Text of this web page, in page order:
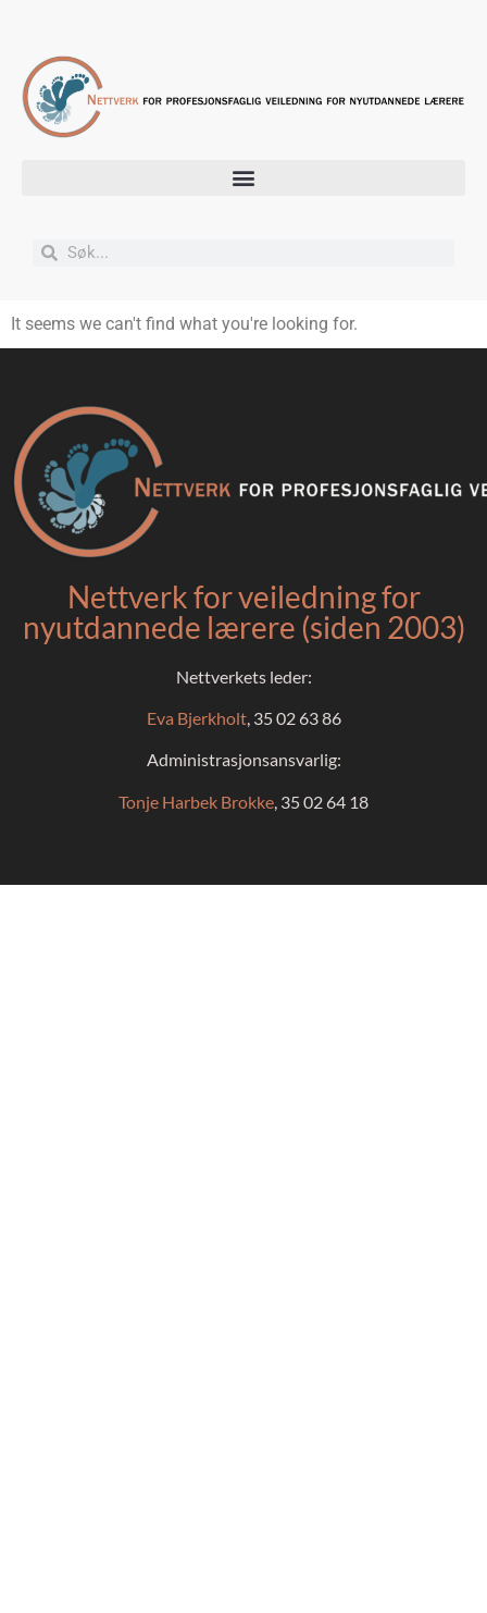
It seems we can't find what you're looking for.
Nettverk for veiledning for
nyutdannede lærere (siden 2003)
Nettverkets leder:
Eva Bjerkholt, 35 02 63 86
Administrasjonsansvarlig:
Tonje Harbek Brokke , 35 02 64 18